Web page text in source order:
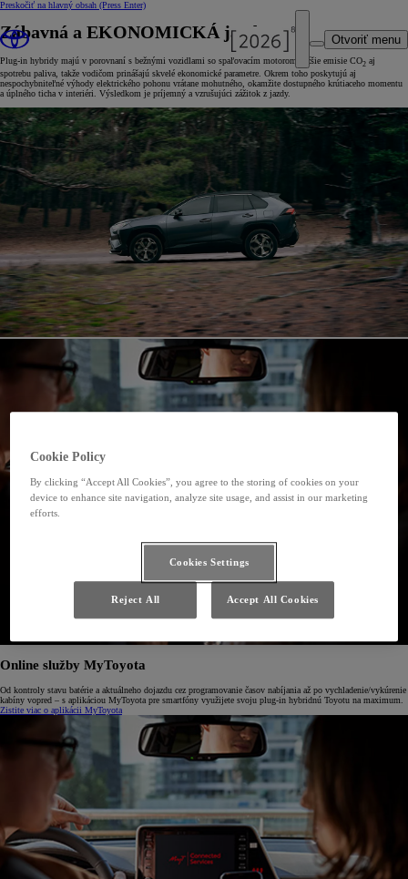
Preskočiť na hlavný obsah (Press Enter)
Otvoriť menu
Zábavná a EKONOMICKÁ jazda
Plug-in hybridy majú v porovnaní s bežnými vozidlami so spaľovacím motorom nižšie emisie CO2 aj
spotrebu paliva, takže vodičom prinášajú skvelé ekonomické parametre. Okrem toho poskytujú aj
nespochybniteľné výhody elektrického pohonu vrátane mohutného, okamžite dostupného krútiaceho momentu
a úplného ticha v interiéri. Výsledkom je príjemný a vzrušujúci zážitok z jazdy.
Online služby MyToyota
Od kontroly stavu batérie a aktuálneho dojazdu cez programovanie časov nabíjania až po vychladenie/vykúrenie
kabíny vopred – s aplikáciou MyToyota pre smartfóny využijete svoju plug-in hybridnú Toyotu na maximum.
Zistite viac o aplikácii MyToyota
Cookie Policy
By clicking “Accept All Cookies”, you agree to the storing of cookies on your
device to enhance site navigation, analyze site usage, and assist in our marketing
efforts.
Cookies Settings
Reject All Accept All Cookies